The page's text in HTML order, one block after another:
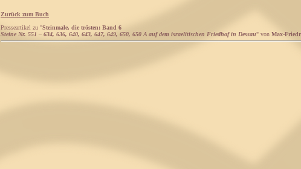
Zurück zum Buch
Presseartikel zu "Steinmale, die trösten; Band 6
Steine Nr. 551 – 634, 636, 640, 643, 647, 649, 650, 650 A auf dem israelitischen Friedhof in Dessau" von Max-